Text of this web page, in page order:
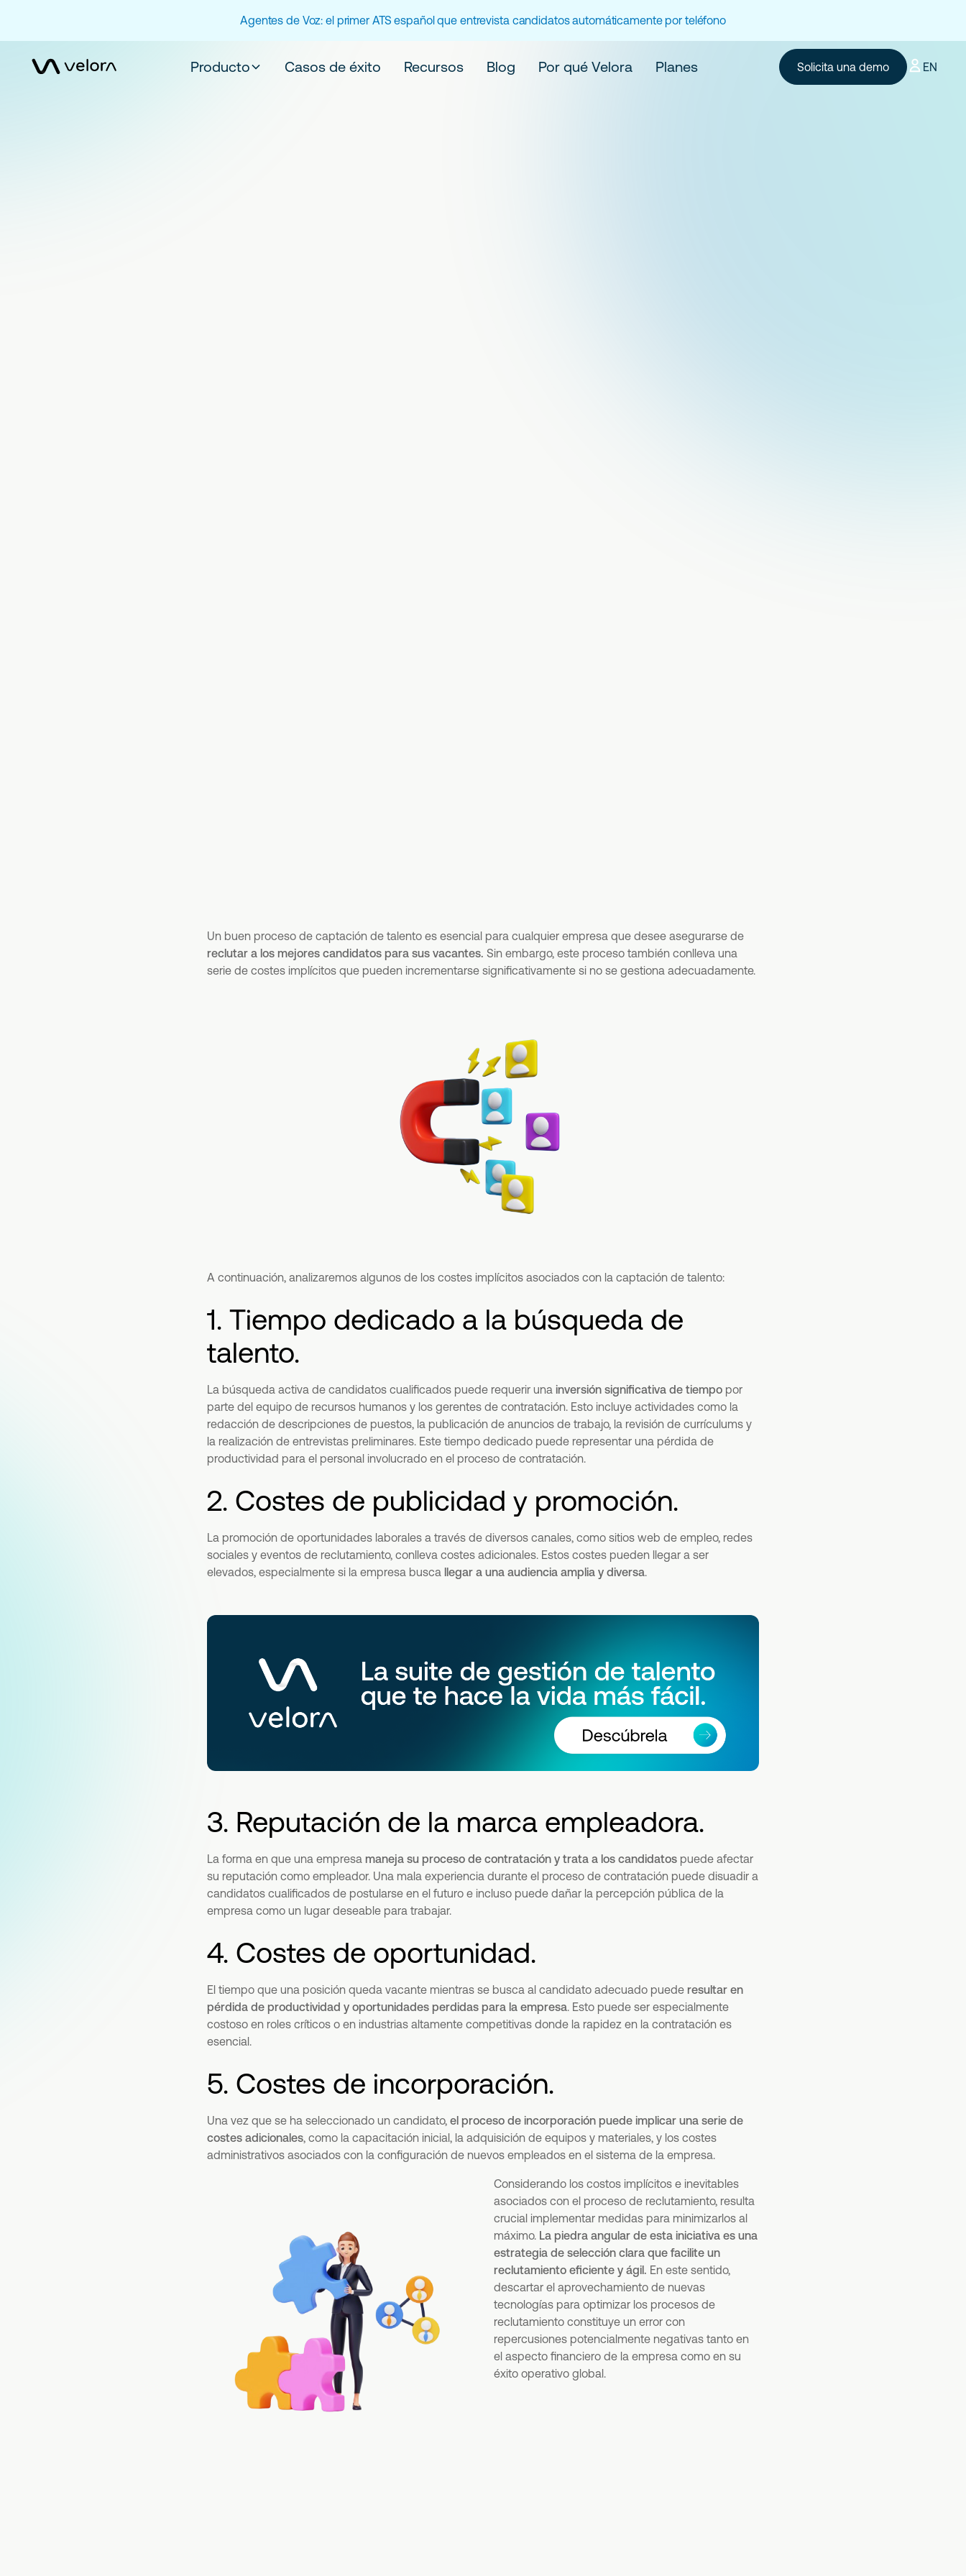
Agentes de Voz: el primer ATS español que entrevista candidatos automáticamente por teléfono
Producto Casos de éxito Recursos Blog Por qué Velora Planes Solicita una demo EN
Un buen proceso de captación de talento es esencial para cualquier empresa que desee asegurarse de
reclutar a los mejores candidatos para sus vacantes. Sin embargo, este proceso también conlleva una
serie de costes implícitos que pueden incrementarse significativamente si no se gestiona adecuadamente.
A continuación, analizaremos algunos de los costes implícitos asociados con la captación de talento:
1. Tiempo dedicado a la búsqueda de
talento.
La búsqueda activa de candidatos cualificados puede requerir una inversión significativa de tiempo por
parte del equipo de recursos humanos y los gerentes de contratación. Esto incluye actividades como la
redacción de descripciones de puestos, la publicación de anuncios de trabajo, la revisión de currículums y
la realización de entrevistas preliminares. Este tiempo dedicado puede representar una pérdida de
productividad para el personal involucrado en el proceso de contratación.
2. Costes de publicidad y promoción.
La promoción de oportunidades laborales a través de diversos canales, como sitios web de empleo, redes
sociales y eventos de reclutamiento, conlleva costes adicionales. Estos costes pueden llegar a ser
elevados, especialmente si la empresa busca llegar a una audiencia amplia y diversa.
3. Reputación de la marca empleadora.
La forma en que una empresa maneja su proceso de contratación y trata a los candidatos puede afectar
su reputación como empleador. Una mala experiencia durante el proceso de contratación puede disuadir a
candidatos cualificados de postularse en el futuro e incluso puede dañar la percepción pública de la
empresa como un lugar deseable para trabajar.
4. Costes de oportunidad.
El tiempo que una posición queda vacante mientras se busca al candidato adecuado puede resultar en
pérdida de productividad y oportunidades perdidas para la empresa. Esto puede ser especialmente
costoso en roles críticos o en industrias altamente competitivas donde la rapidez en la contratación es
esencial.
5. Costes de incorporación.
Una vez que se ha seleccionado un candidato, el proceso de incorporación puede implicar una serie de
costes adicionales, como la capacitación inicial, la adquisición de equipos y materiales, y los costes
administrativos asociados con la configuración de nuevos empleados en el sistema de la empresa.
Considerando los costos implícitos e inevitables
asociados con el proceso de reclutamiento, resulta
crucial implementar medidas para minimizarlos al
máximo. La piedra angular de esta iniciativa es una
estrategia de selección clara que facilite un
reclutamiento eficiente y ágil. En este sentido,
descartar el aprovechamiento de nuevas
tecnologías para optimizar los procesos de
reclutamiento constituye un error con
repercusiones potencialmente negativas tanto en
el aspecto financiero de la empresa como en su
éxito operativo global.